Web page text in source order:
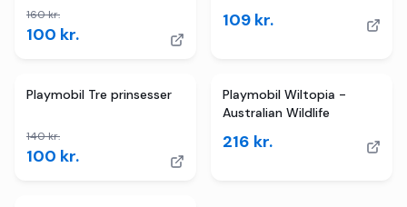
Blossom med fe
160kr.
100 kr.
109 kr.
TILBUD
2butikker
Playmobil Tre prinsesser
140kr.
100 kr.
Playmobil Wiltopia -
Australian Wildlife
216 kr.